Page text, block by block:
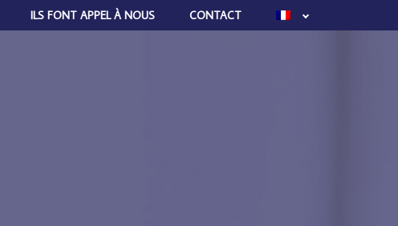
ILS FONT APPEL À NOUS CONTACT